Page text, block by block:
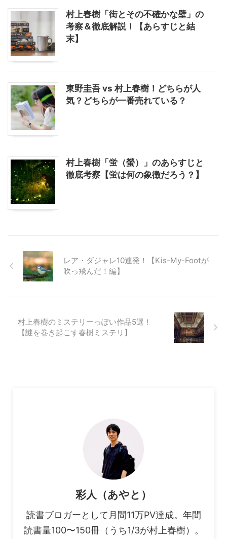
村上春樹「街とその不確かな壁」の
考察＆徹底解説！【あらすじと結
末】
東野圭吾 vs 村上春樹！どちらが人
気？どちらが一番売れている？
村上春樹「蛍（螢）」のあらすじと
徹底考察【蛍は何の象徴だろう？】
レア・ダジャレ10連発！【Kis-My-Footが
吹っ飛んだ！編】
村上春樹のミステリーっぽい作品5選！
【謎を巻き起こす春樹ミステリ】
彩人（あやと）
読書ブロガーとして月間11万PV達成。年間
読書量100〜150冊（うち1/3が村上春樹）。